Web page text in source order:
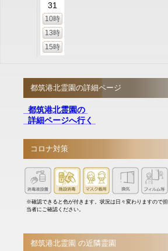
31
10時
13時
15時
都筑港北霊園の詳細ページ
都筑港北霊園の
詳細ページへ行く
コロナ対策
※確認できると色が付きます。状況は日々変わりますので担
当者にご確認ください。
都筑港北霊園 の近隣霊園